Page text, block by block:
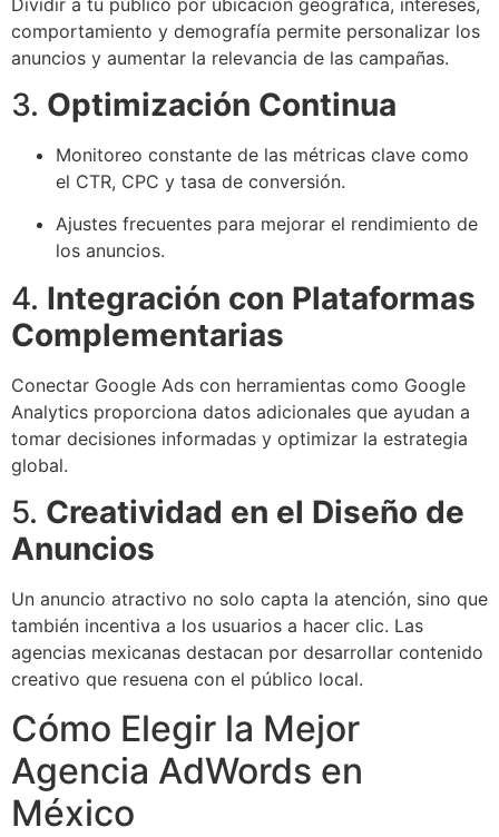
comportamiento y demografía permite personalizar los
anuncios y aumentar la relevancia de las campañas.
3. Optimización Continua
Monitoreo constante de las métricas clave como
el CTR, CPC y tasa de conversión.
Ajustes frecuentes para mejorar el rendimiento de
los anuncios.
4. Integración con Plataformas
Complementarias
Conectar Google Ads con herramientas como Google
Analytics proporciona datos adicionales que ayudan a
tomar decisiones informadas y optimizar la estrategia
global.
5. Creatividad en el Diseño de
Anuncios
Un anuncio atractivo no solo capta la atención, sino que
también incentiva a los usuarios a hacer clic. Las
agencias mexicanas destacan por desarrollar contenido
creativo que resuena con el público local.
Cómo Elegir la Mejor
Agencia AdWords en
México